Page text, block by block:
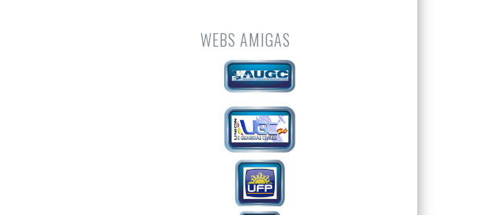
WEBS AMIGAS